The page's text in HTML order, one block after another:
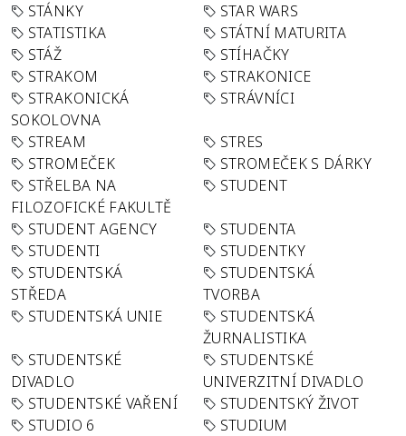
STÁNKY
STAR WARS
STATISTIKA
STÁTNÍ MATURITA
STÁŽ
STÍHAČKY
STRAKOM
STRAKONICE
STRAKONICKÁ
SOKOLOVNA
STRÁVNÍCI
STREAM
STRES
STROMEČEK
STROMEČEK S DÁRKY
STŘELBA NA
FILOZOFICKÉ FAKULTĚ
STUDENT
STUDENT AGENCY
STUDENTA
STUDENTI
STUDENTKY
STUDENTSKÁ
STŘEDA
STUDENTSKÁ
TVORBA
STUDENTSKÁ UNIE
STUDENTSKÁ
ŽURNALISTIKA
STUDENTSKÉ
DIVADLO
STUDENTSKÉ
UNIVERZITNÍ DIVADLO
STUDENTSKÉ VAŘENÍ
STUDENTSKÝ ŽIVOT
STUDIO 6
STUDIUM